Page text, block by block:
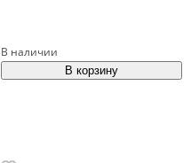
В наличии